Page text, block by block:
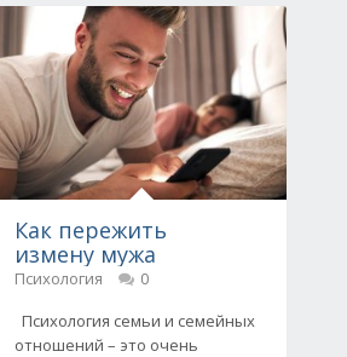
Как пережить
измену мужа
Психология
0
Психология семьи и семейных
отношений – это очень